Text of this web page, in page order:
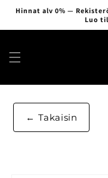
siirry
Hinnat alv 0% —
Luo
Takaisin